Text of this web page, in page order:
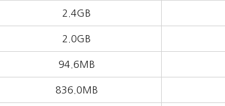
2.4GB
2.0GB
94.6MB
836.0MB